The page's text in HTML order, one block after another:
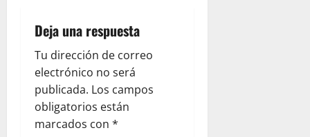
i
g
a
t
Deja una respuesta
Tu dirección de correo
electrónico no será
publicada. Los campos
obligatorios están
marcados con *